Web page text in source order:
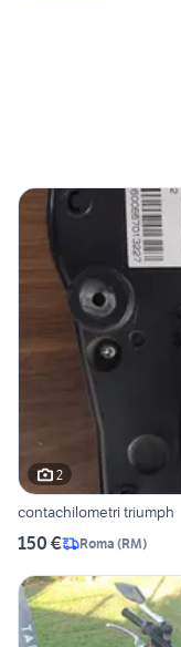
2
contachilometri triumph
150 € Roma (RM)